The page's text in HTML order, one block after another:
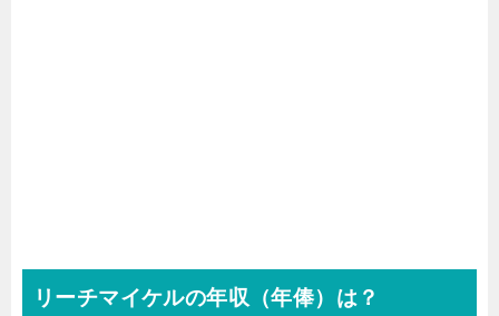
リーチマイケルの年収（年俸）は？